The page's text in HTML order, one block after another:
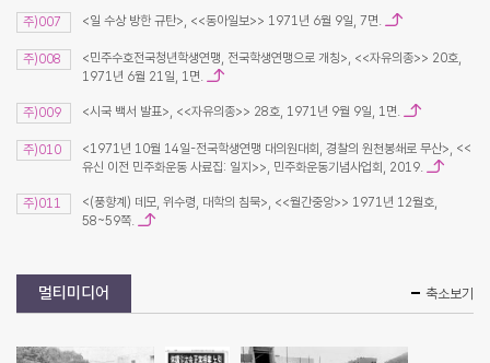
주)007 <일 수상 방한 규탄>, <<동아일보>> 1971년 6월 9일, 7면.
주)008
<민주수호전국청년학생연맹, 전국학생연맹으로 개칭>, <<자유의종>> 20호,
1971년 6월 21일, 1면.
주)009 <시국 백서 발표>, <<자유의종>> 28호, 1971년 9월 9일, 1면.
주)010
<1971년 10월 14일-전국학생연맹 대의원대회, 경찰의 원천봉쇄로 무산>, <<
유신 이전 민주화운동 사료집: 일지>>, 민주화운동기념사업회, 2019.
주)011
<(풍향계) 데모, 위수령, 대학의 침묵>, <<월간중앙>> 1971년 12월호,
58~59쪽.
멀티미디어 축소보기